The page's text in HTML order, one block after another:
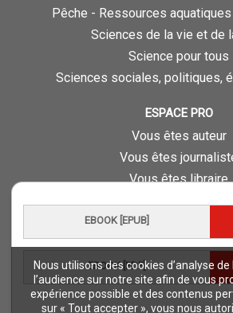
Nous utilisons des cookies d’analyse
l’audience sur notre site afin de vous
expérience possible et des contenus
sur « Tout accepter », vous nous
EBOOK [EPUB]
EBOOK [PDF]
Pêche - Ressources
Sciences de la vie et de
Science pour tous
Sciences sociales, politiques,
ESPACE PRO
Vous êtes auteur
Vous êtes
Vous êtes libraire
Foreign rights
Procédure
NOTRE SITE
Quae © 2018